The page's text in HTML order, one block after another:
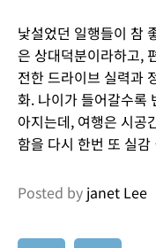
낯설었던 일행들이 참
은 상대덕분이라하고,
전한 드라이브 실력과
화. 나이가 들어갈수록
아지는데, 여행은 시공
함을 다시 한번 또 실
Posted by janet Lee